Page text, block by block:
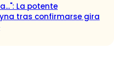
La potente
tras confirmarse gira